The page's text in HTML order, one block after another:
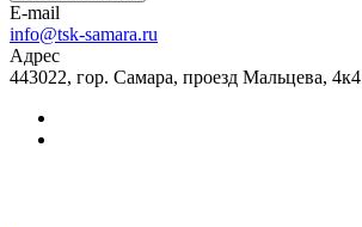
E-mail
info@tsk-samara.ru
Адрес
443022, гор. Самара, проезд Мальцева, 4к4